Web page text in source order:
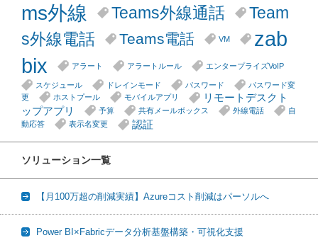
ms外線
Teams外線通話
Team
s外線電話
Teams電話 VM
zab
bix
アラート アラートルール エンタープライズVoIP
スケジュール ドレインモード パスワード
パスワード変
更
ホストプール モバイルアプリ
リモートデスクト
ップアプリ
予算 共有メールボックス 外線電話
自
動応答
表示名変更 認証
ソリューション一覧
【月100万超の削減実績】Azureコスト削減はパーソルへ
Power BI×Fabricデータ分析基盤構築・可視化支援